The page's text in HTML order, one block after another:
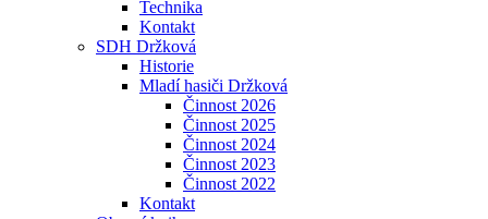
Technika
Kontakt
SDH Držková
Historie
Mladí hasiči Držková
Činnost 2026
Činnost 2025
Činnost 2024
Činnost 2023
Činnost 2022
Kontakt